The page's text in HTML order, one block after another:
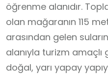
öğrenme alanıdır.
olan mağaranın 115
arasından gelen
alanıyla turizm amaçlı
doğal, yarı yapay